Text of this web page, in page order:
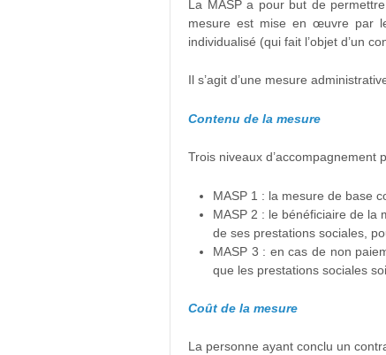
La MASP a pour but de
mesure est mise en œuvre par
individualisé (qui fait l’objet d’un
Il s’agit d’une mesure
Contenu de la mesure
Trois niveaux d’accompagnement
MASP 1 : la mesure de base
MASP 2 : le bénéficiaire de la
de ses prestations sociales,
MASP 3 : en cas de non
que les prestations sociales
Coût de la mesure
La personne ayant conclu un